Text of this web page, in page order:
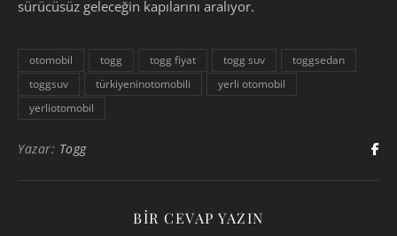
sürücüsüz geleceğin kapılarını aralıyor.
otomobil togg togg fiyat togg suv
toggsedan
toggsuv
türkiyeninotomobili
yerli otomobil
yerliotomobil
Yazar: Togg
BIR CEVAP YAZIN